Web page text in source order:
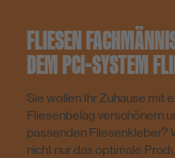
FLIESEN
DEM PCI-SYSTEM
Sie wollen Ihr Zuhause mit
Fliesenbelag verschönern
passenden Fliesenkleber?
nicht nur das optimale